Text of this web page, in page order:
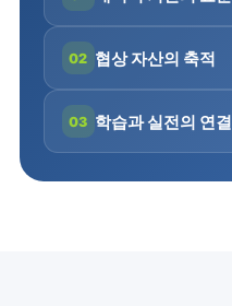
02 협상 자산의 축적
03 학습과 실전의 연결